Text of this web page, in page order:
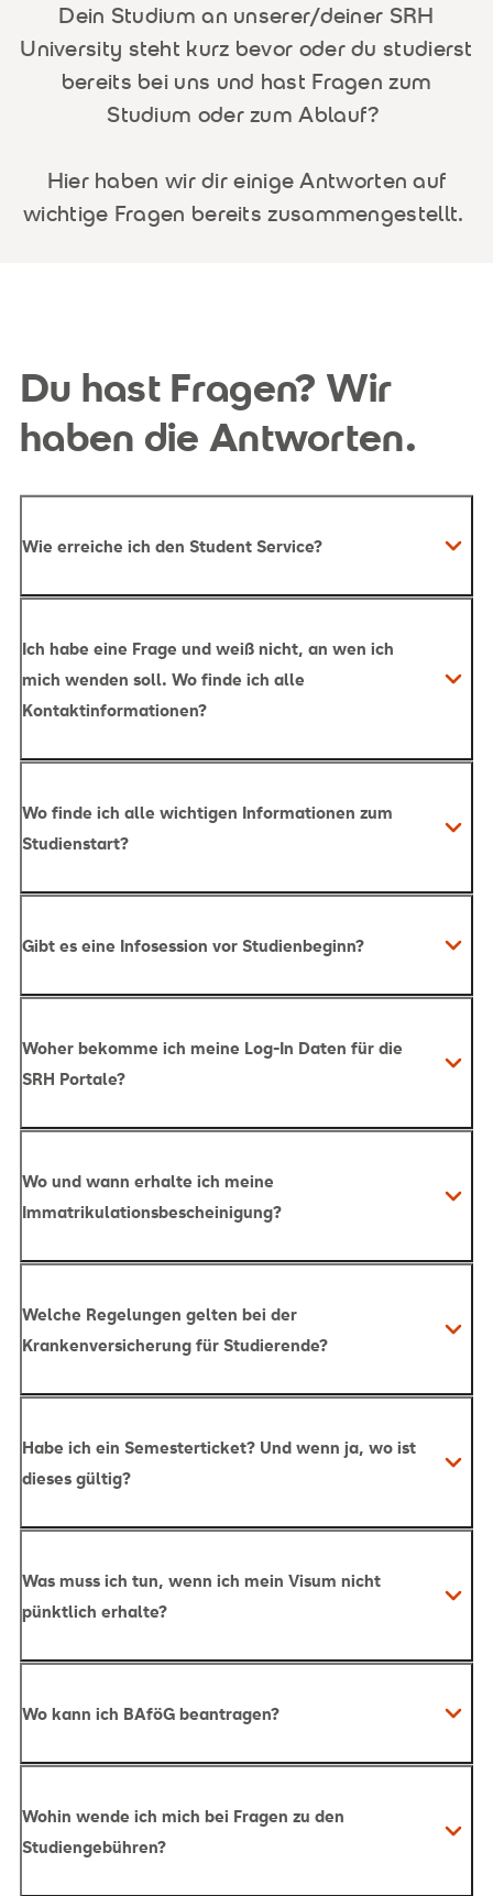
Dein Studium an unserer/deiner SRH
University steht kurz bevor oder du studierst
bereits bei uns und hast Fragen zum
Studium oder zum Ablauf?
Hier haben wir dir einige Antworten auf
wichtige Fragen bereits zusammengestellt.
Du hast Fragen? Wir
haben die Antworten.
Wie erreiche ich den Student Service?
Student-service.hsg@srh.de .
Ich habe eine Frage und weiß nicht, an wen ich
mich wenden soll. Wo finde ich alle
Kontaktinformationen?
Wo finde ich alle wichtigen Informationen zum
Studienstart?
Gibt es eine Infosession vor Studienbeginn?
Woher bekomme ich meine Log-In Daten für die
SRH Portale?
Du hast deine Gebühren laut Studienvertrag
du hast uns eine Bestätigung deines
Visums/Visumstermins eingereicht.
Wo und wann erhalte ich meine
Immatrikulationsbescheinigung?
Welche Regelungen gelten bei der
Krankenversicherung für Studierende?
hier
Du entscheidest dich für eine deutsche
gesetzliche Krankenversicherung:
Habe ich ein Semesterticket? Und wenn ja, wo ist
dieses gültig?
Fahrkarte für den öffentlichen Nahverkehr in
Gültig in allen öffentlichen Verkehrsmitteln der 2.
Was muss ich tun, wenn ich mein Visum nicht
pünktlich erhalte?
Wo kann ich BAföG beantragen?
Informationsblatt hier
Wohin wende ich mich bei Fragen zu den
Studiengebühren?